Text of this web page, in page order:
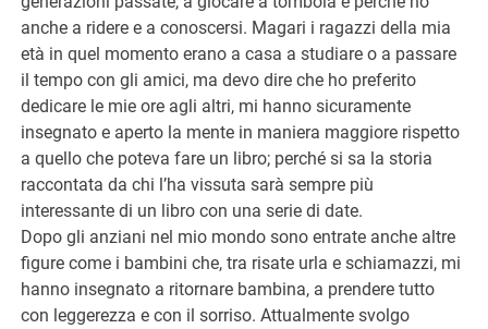
anche a ridere e a conoscersi. Magari i ragazzi della mia
età in quel momento erano a casa a studiare o a passare
il tempo con gli amici, ma devo dire che ho preferito
dedicare le mie ore agli altri, mi hanno sicuramente
insegnato e aperto la mente in maniera maggiore rispetto
a quello che poteva fare un libro; perché si sa la storia
raccontata da chi l’ha vissuta sarà sempre più
interessante di un libro con una serie di date.
Dopo gli anziani nel mio mondo sono entrate anche altre
figure come i bambini che, tra risate urla e schiamazzi, mi
hanno insegnato a ritornare bambina, a prendere tutto
con leggerezza e con il sorriso. Attualmente svolgo